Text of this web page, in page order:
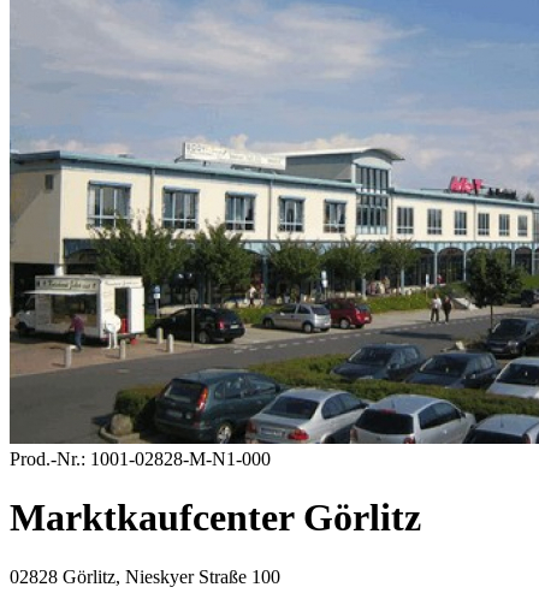
Prod.-Nr.: 1001-02828-M-N1-000
Marktkaufcenter Görlitz
02828 Görlitz, Nieskyer Straße 100